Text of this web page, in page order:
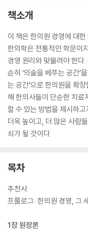
책소개
이 책은 한의원 경영에 대
한의학은 전통적인 학문이
경영 원리와 맞물려야 한다
순히 ‘의술을 베푸는 공간’
는 공간’으로 한의원을 확
해 한의사들이 단순한 치료
할 수 있는 방법을 제시하
더욱 높이고, 더 많은 사람
쇠가 될 것이다.
목차
추천사
프롤로그: 한의원 경영, 그
1장 원장론